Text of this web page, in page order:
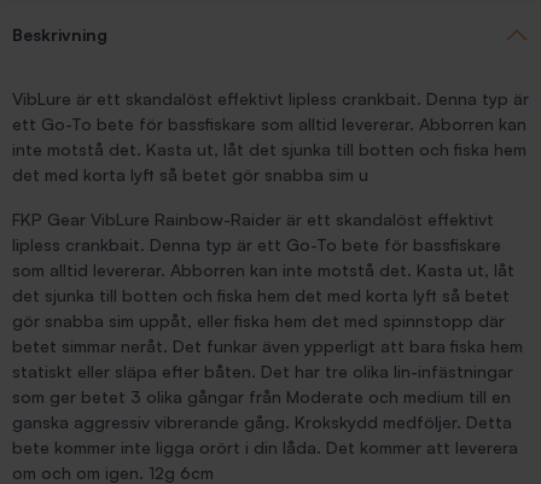
Beskrivning
VibLure är ett skandalöst effektivt lipless crankbait. Denna typ är
ett Go-To bete för bassfiskare som alltid levererar. Abborren kan
inte motstå det. Kasta ut, låt det sjunka till botten och fiska hem
det med korta lyft så betet gör snabba sim u
FKP Gear VibLure Rainbow-Raider är ett skandalöst effektivt
lipless crankbait. Denna typ är ett Go-To bete för bassfiskare
som alltid levererar. Abborren kan inte motstå det. Kasta ut, låt
det sjunka till botten och fiska hem det med korta lyft så betet
gör snabba sim uppåt, eller fiska hem det med spinnstopp där
betet simmar neråt. Det funkar även ypperligt att bara fiska hem
statiskt eller släpa efter båten. Det har tre olika lin-infästningar
som ger betet 3 olika gångar från Moderate och medium till en
ganska aggressiv vibrerande gång. Krokskydd medföljer. Detta
bete kommer inte ligga orört i din låda. Det kommer att leverera
om och om igen. 12g 6cm